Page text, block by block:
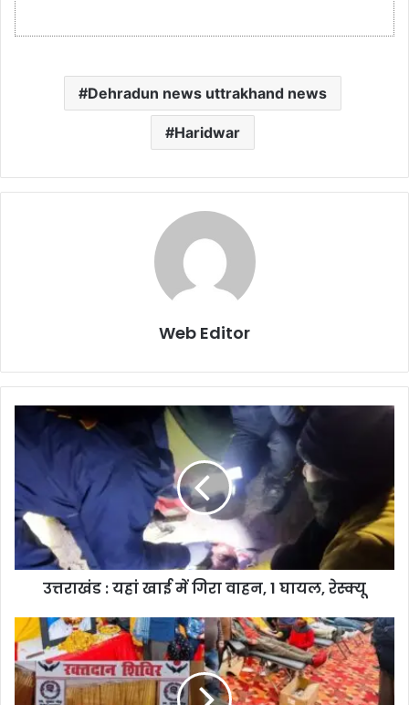
Dehradun news uttrakhand news
Haridwar
Web Editor
उत्तराखंड : यहां खाई में गिरा वाहन, 1 घायल, रेस्क्यू